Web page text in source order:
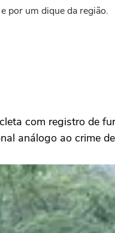
por um dique da região.
com registro de
análogo ao crime